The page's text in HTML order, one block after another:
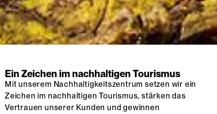
Ein Zeichen im nachhaltigen Tourismus
Mit unserem Nachhaltigkeitszentrum setzen wir ein
Zeichen im nachhaltigen Tourismus, stärken das
Vertrauen unserer Kunden und gewinnen